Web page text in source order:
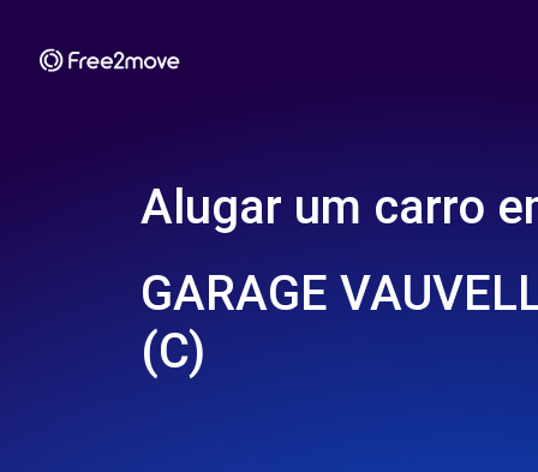
Alugar um carro
GARAGE
(C)